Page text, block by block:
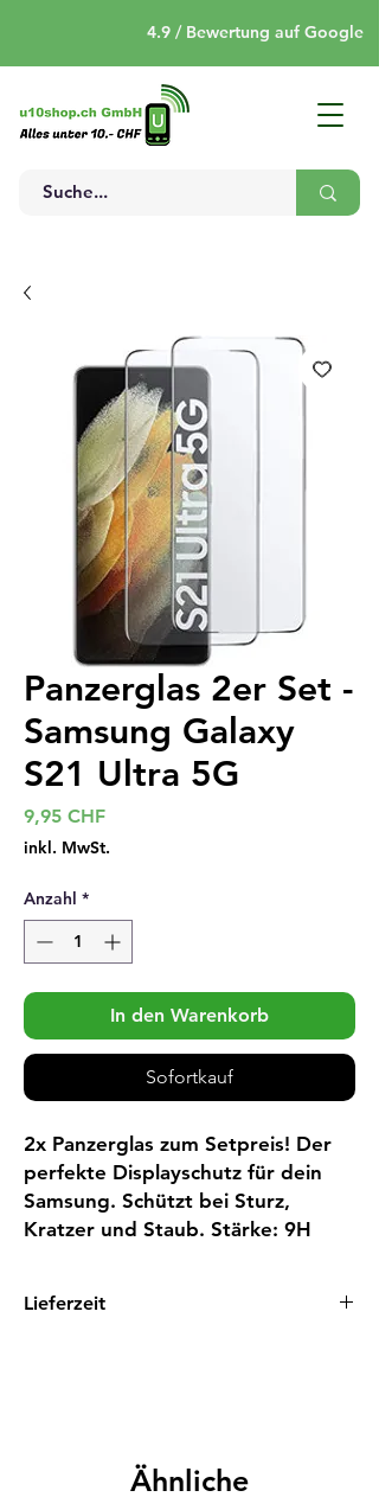
4.9 / Bewertung auf Google
Panzerglas 2er Set -
Samsung Galaxy
S21 Ultra 5G
9,95 CHFPreis
inkl. MwSt.
Anzahl *
In den Warenkorb
Sofortkauf
2x Panzerglas zum Setpreis! Der
perfekte Displayschutz für dein
Samsung. Schützt bei Sturz,
Kratzer und Staub. Stärke: 9H
Lieferzeit
Ähnliche